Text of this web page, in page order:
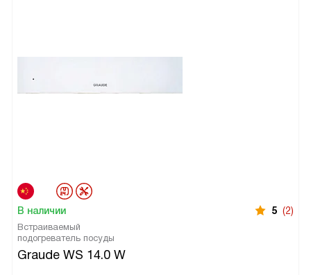
В наличии 5 (2)
Встраиваемый
подогреватель посуды
Graude WS 14.0 W